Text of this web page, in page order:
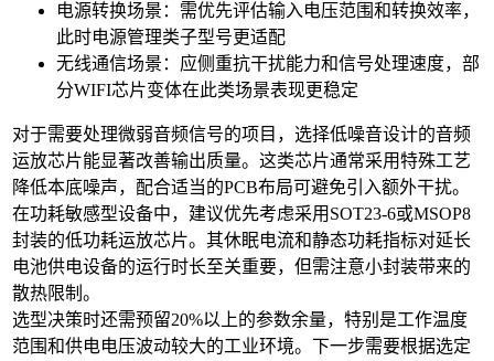
电源转换场景：需优先评估输入电压范围和转换效率，
此时电源管理类子型号更适配
无线通信场景：应侧重抗干扰能力和信号处理速度，部
分WIFI芯片变体在此类场景表现更稳定
对于需要处理微弱音频信号的项目，选择低噪音设计的音频
运放芯片能显著改善输出质量。这类芯片通常采用特殊工艺
降低本底噪声，配合适当的PCB布局可避免引入额外干扰。
在功耗敏感型设备中，建议优先考虑采用SOT23-6或MSOP8
封装的低功耗运放芯片。其休眠电流和静态功耗指标对延长
电池供电设备的运行时长至关重要，但需注意小封装带来的
散热限制。
选型决策时还需预留20%以上的参数余量，特别是工作温度
范围和供电电压波动较大的工业环境。下一步需要根据选定